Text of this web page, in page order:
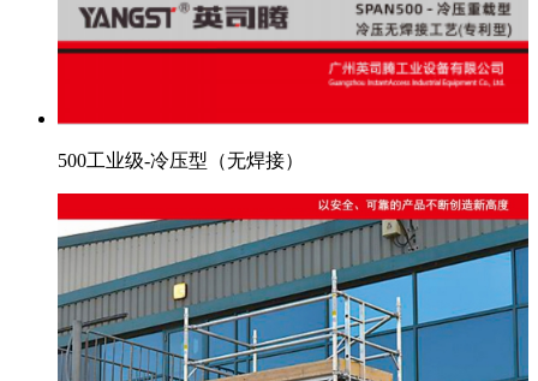
500工业级-冷压型（无焊接）